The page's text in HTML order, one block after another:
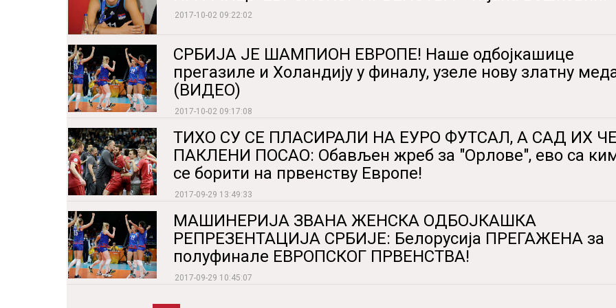
2017-10-02 09:22:02
СРБИЈА ЈЕ ШАМПИОН ЕВРОПЕ! Наше одбојкашице
прегазиле и Холандију у финалу, узеле нову златну
(ВИДЕО)
2017-10-02 09:17:08
ТИХО СУ СЕ ПЛАСИРАЛИ НА ЕУРО ФУТСАЛ, А САД ИХ
ПАКЛЕНИ ПОСАО: Обављен жреб за "Орлове", ево са
се борити на првенству Европе!
2017-09-29 13:49:33
МАШИНЕРИЈА ЗВАНА ЖЕНСКА ОДБОЈКАШКА
РЕПРЕЗЕНТАЦИЈА СРБИЈЕ: Белорусија ПРЕГАЖЕНА за
полуфинале ЕВРОПСКОГ ПРВЕНСТВА!
2017-09-29 10:45:07